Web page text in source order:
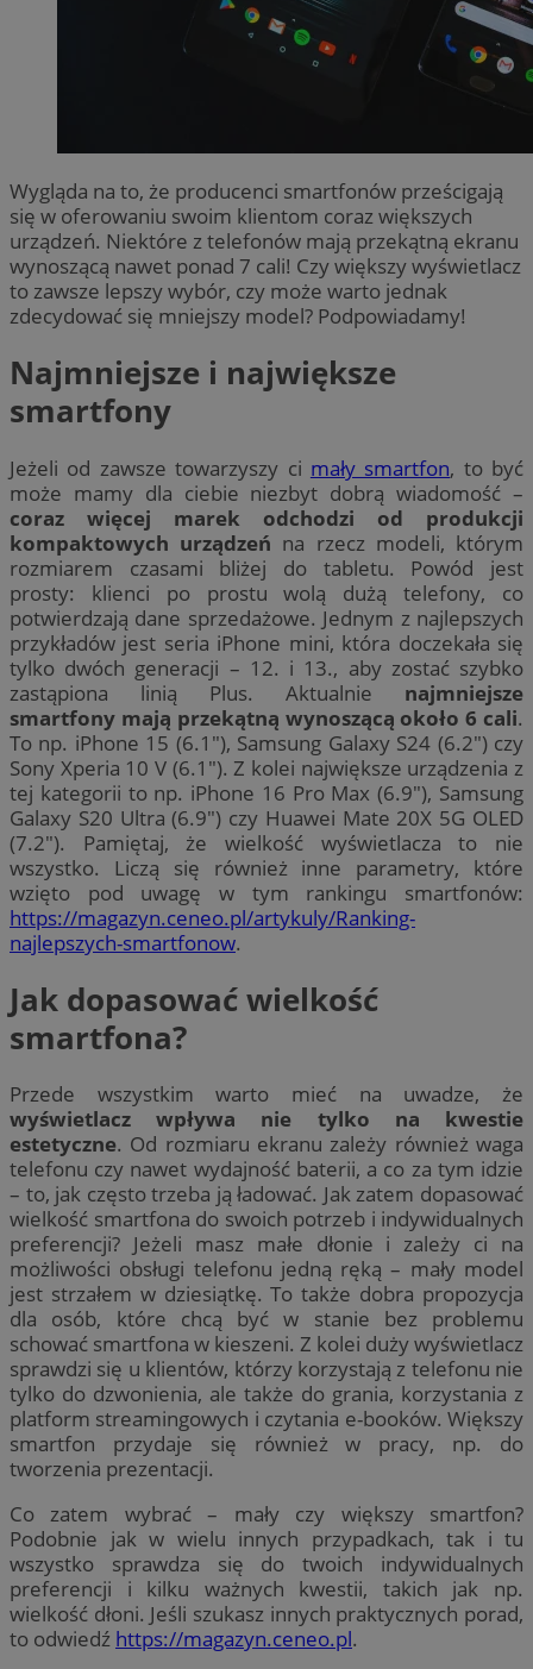
Wygląda na to, że producenci smartfonów prześcigają
się w oferowaniu swoim klientom coraz większych
urządzeń. Niektóre z telefonów mają przekątną ekranu
wynoszącą nawet ponad 7 cali! Czy większy wyświetlacz
to zawsze lepszy wybór, czy może warto jednak
zdecydować się mniejszy model? Podpowiadamy!
Najmniejsze i największe
smartfony
Jeżeli od zawsze towarzyszy ci mały smartfon, to być
może mamy dla ciebie niezbyt dobrą wiadomość –
coraz więcej marek odchodzi od produkcji
kompaktowych urządzeń na rzecz modeli, którym
rozmiarem czasami bliżej do tabletu. Powód jest
prosty: klienci po prostu wolą dużą telefony, co
potwierdzają dane sprzedażowe. Jednym z najlepszych
przykładów jest seria iPhone mini, która doczekała się
tylko dwóch generacji – 12. i 13., aby zostać szybko
zastąpiona linią Plus. Aktualnie najmniejsze
smartfony mają przekątną wynoszącą około 6 cali.
To np. iPhone 15 (6.1″), Samsung Galaxy S24 (6.2″) czy
Sony Xperia 10 V (6.1″). Z kolei największe urządzenia z
tej kategorii to np. iPhone 16 Pro Max (6.9″), Samsung
Galaxy S20 Ultra (6.9″) czy Huawei Mate 20X 5G OLED
(7.2″). Pamiętaj, że wielkość wyświetlacza to nie
wszystko. Liczą się również inne parametry, które
wzięto pod uwagę w tym rankingu smartfonów:
https://magazyn.ceneo.pl/artykuly/Ranking-
najlepszych-smartfonow.
Jak dopasować wielkość
smartfona?
Przede wszystkim warto mieć na uwadze, że
wyświetlacz wpływa nie tylko na kwestie
estetyczne. Od rozmiaru ekranu zależy również waga
telefonu czy nawet wydajność baterii, a co za tym idzie
– to, jak często trzeba ją ładować. Jak zatem dopasować
wielkość smartfona do swoich potrzeb i indywidualnych
preferencji? Jeżeli masz małe dłonie i zależy ci na
możliwości obsługi telefonu jedną ręką – mały model
jest strzałem w dziesiątkę. To także dobra propozycja
dla osób, które chcą być w stanie bez problemu
schować smartfona w kieszeni. Z kolei duży wyświetlacz
sprawdzi się u klientów, którzy korzystają z telefonu nie
tylko do dzwonienia, ale także do grania, korzystania z
platform streamingowych i czytania e-booków. Większy
smartfon przydaje się również w pracy, np. do
tworzenia prezentacji.
Co zatem wybrać – mały czy większy smartfon?
Podobnie jak w wielu innych przypadkach, tak i tu
wszystko sprawdza się do twoich indywidualnych
preferencji i kilku ważnych kwestii, takich jak np.
wielkość dłoni. Jeśli szukasz innych praktycznych porad,
to odwiedź https://magazyn.ceneo.pl.